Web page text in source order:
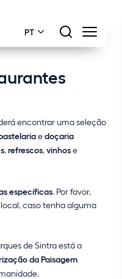
PT
encontrar uma seleção
edoçaria
,refrescos,vinhose
específicas. Por favor,
caso tenha alguma
de Sintra está a
da Paisagem